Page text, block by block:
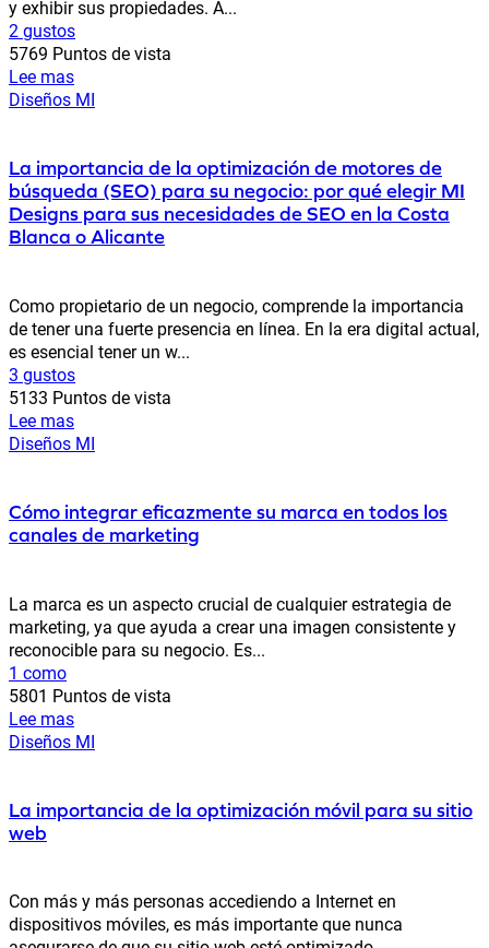
y exhibir sus propiedades. A...
2 gustos
5769 Puntos de vista
Lee mas
Diseños MI
La importancia de la optimización de motores de
búsqueda (SEO) para su negocio: por qué elegir MI
Designs para sus necesidades de SEO en la Costa
Blanca o Alicante
Como propietario de un negocio, comprende la importancia
de tener una fuerte presencia en línea. En la era digital actual,
es esencial tener un w...
3 gustos
5133 Puntos de vista
Lee mas
Diseños MI
Cómo integrar eficazmente su marca en todos los
canales de marketing
La marca es un aspecto crucial de cualquier estrategia de
marketing, ya que ayuda a crear una imagen consistente y
reconocible para su negocio. Es...
1 como
5801 Puntos de vista
Lee mas
Diseños MI
La importancia de la optimización móvil para su sitio
web
Con más y más personas accediendo a Internet en
dispositivos móviles, es más importante que nunca